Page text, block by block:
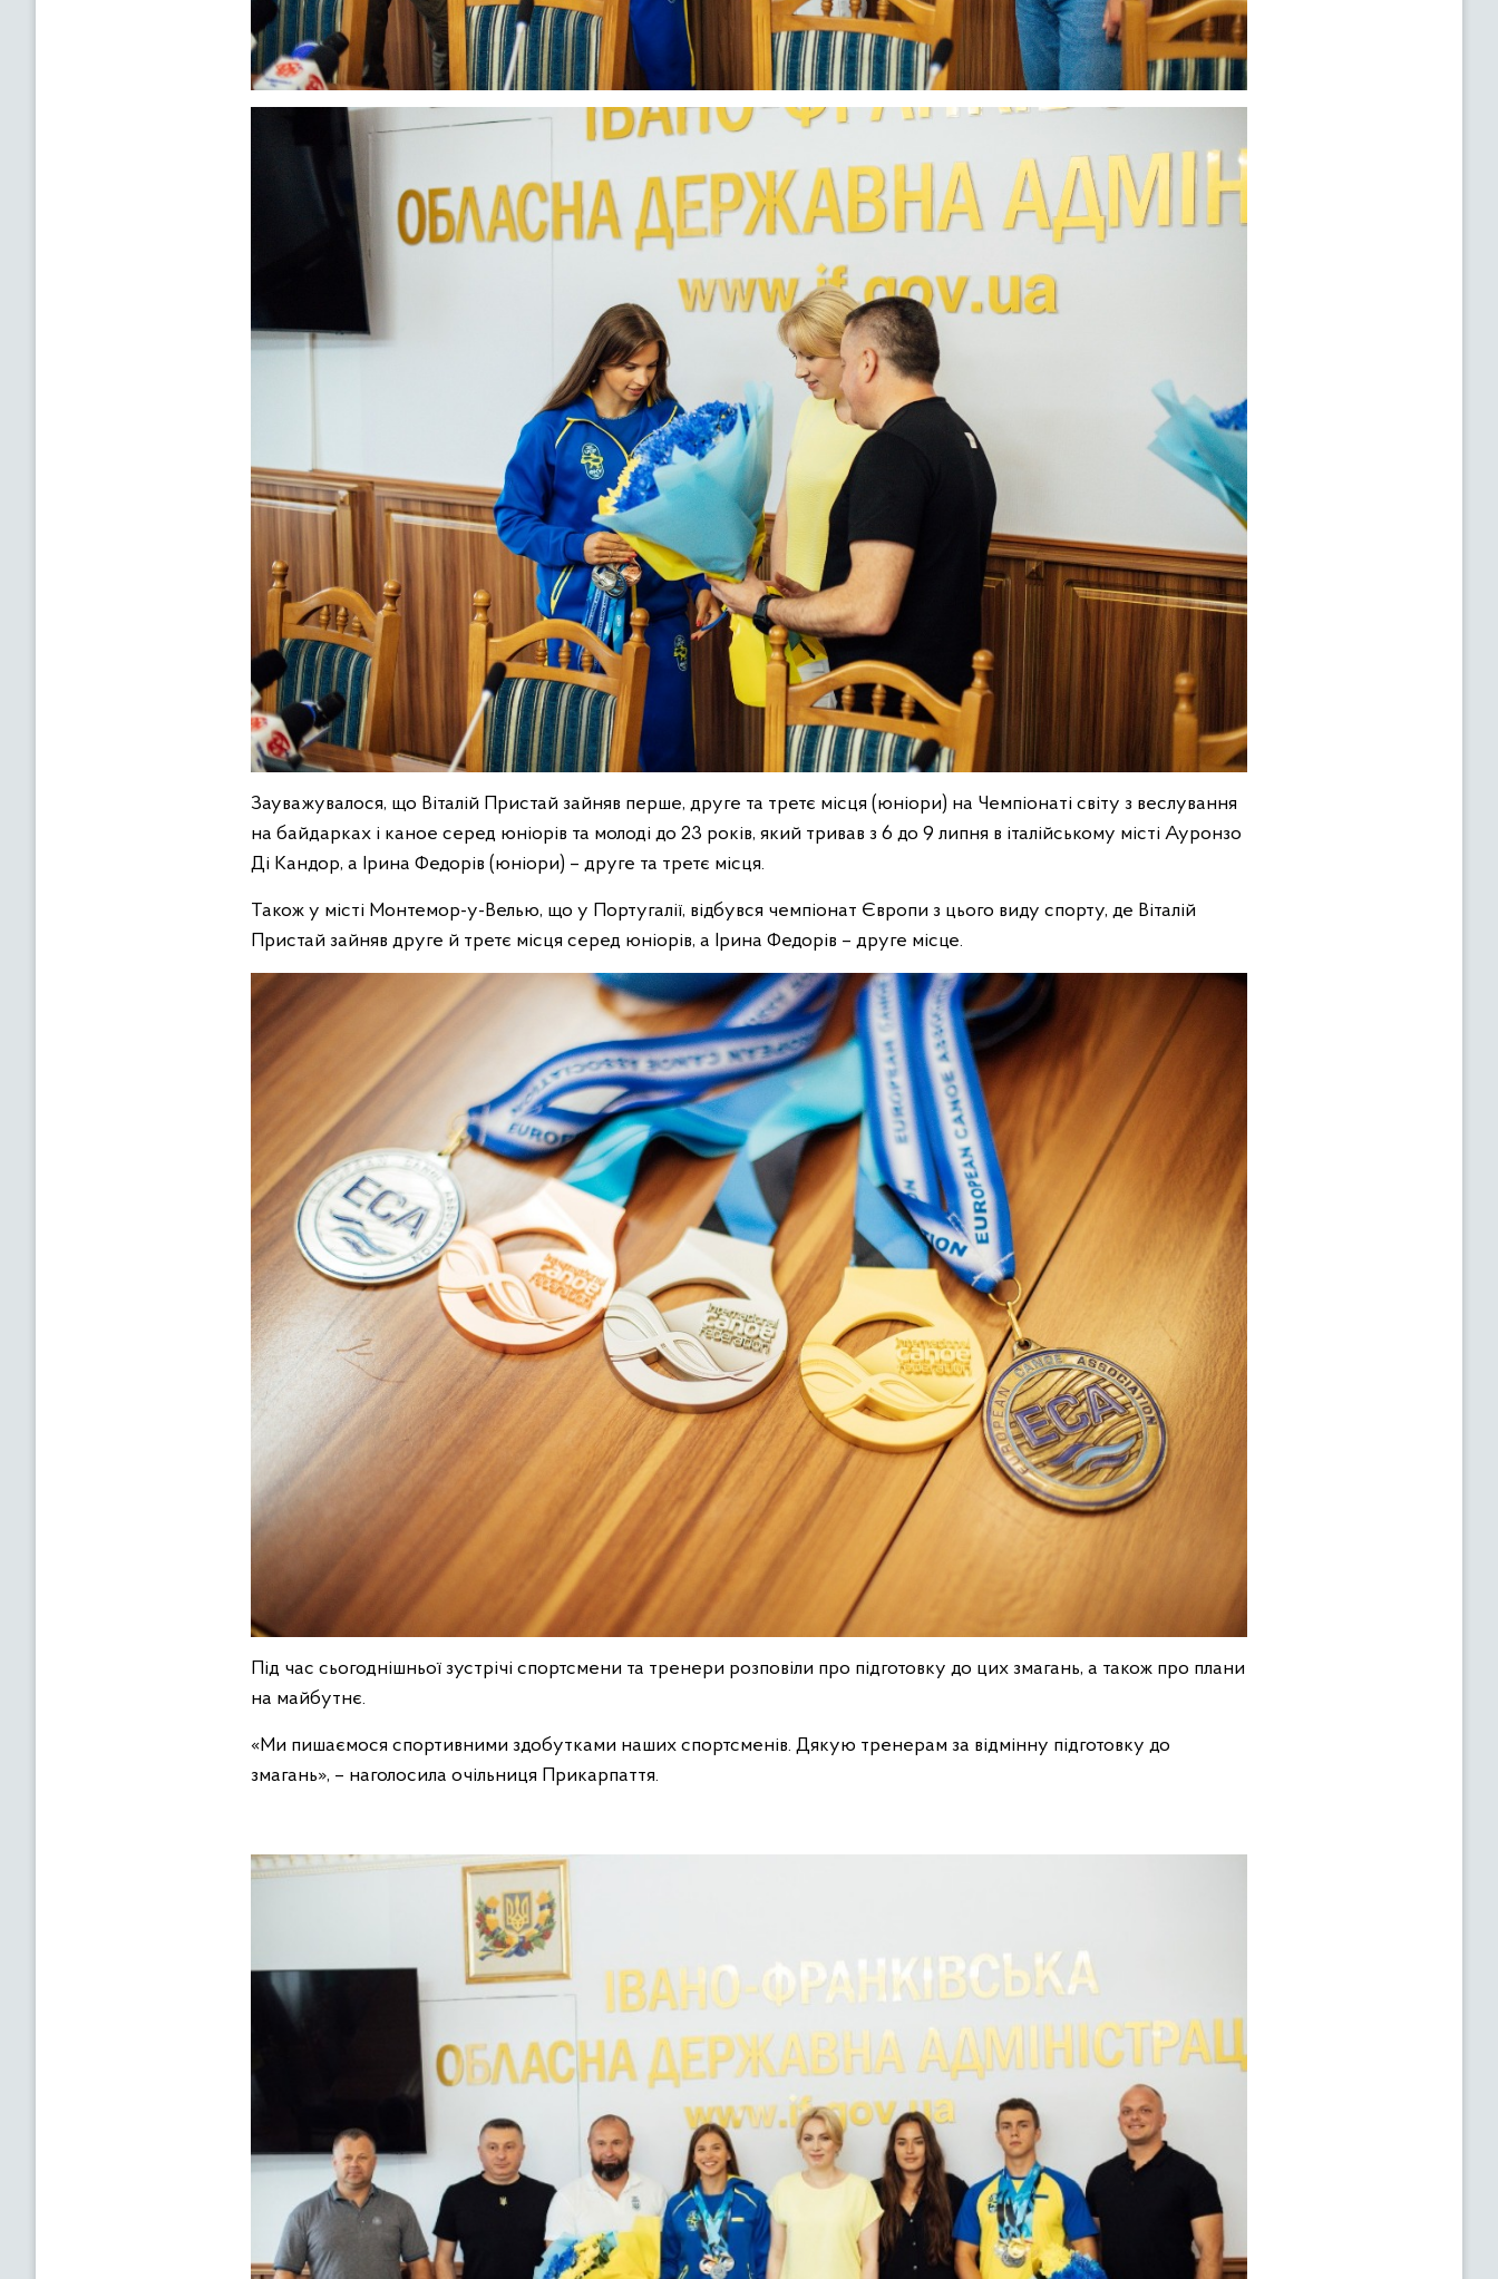
Зауважувалося, що Віталій Пристай зайняв перше, друге та третє місця (юніори) на Чемпіонаті світу з веслування
на байдарках і каное серед юніорів та молоді до 23 років, який тривав з 6 до 9 липня в італійському місті Ауронзо
Ді Кандор, а Ірина Федорів (юніори) – друге та третє місця.
Також у місті Монтемор-у-Велью, що у Португалії, відбувся чемпіонат Європи з цього виду спорту, де Віталій
Пристай зайняв друге й третє місця серед юніорів, а Ірина Федорів – друге місце.
Під час сьогоднішньої зустрічі спортсмени та тренери розповіли про підготовку до цих змагань, а також про плани
на майбутнє.
«Ми пишаємося спортивними здобутками наших спортсменів. Дякую тренерам за відмінну підготовку до
змагань», – наголосила очільниця Прикарпаття.